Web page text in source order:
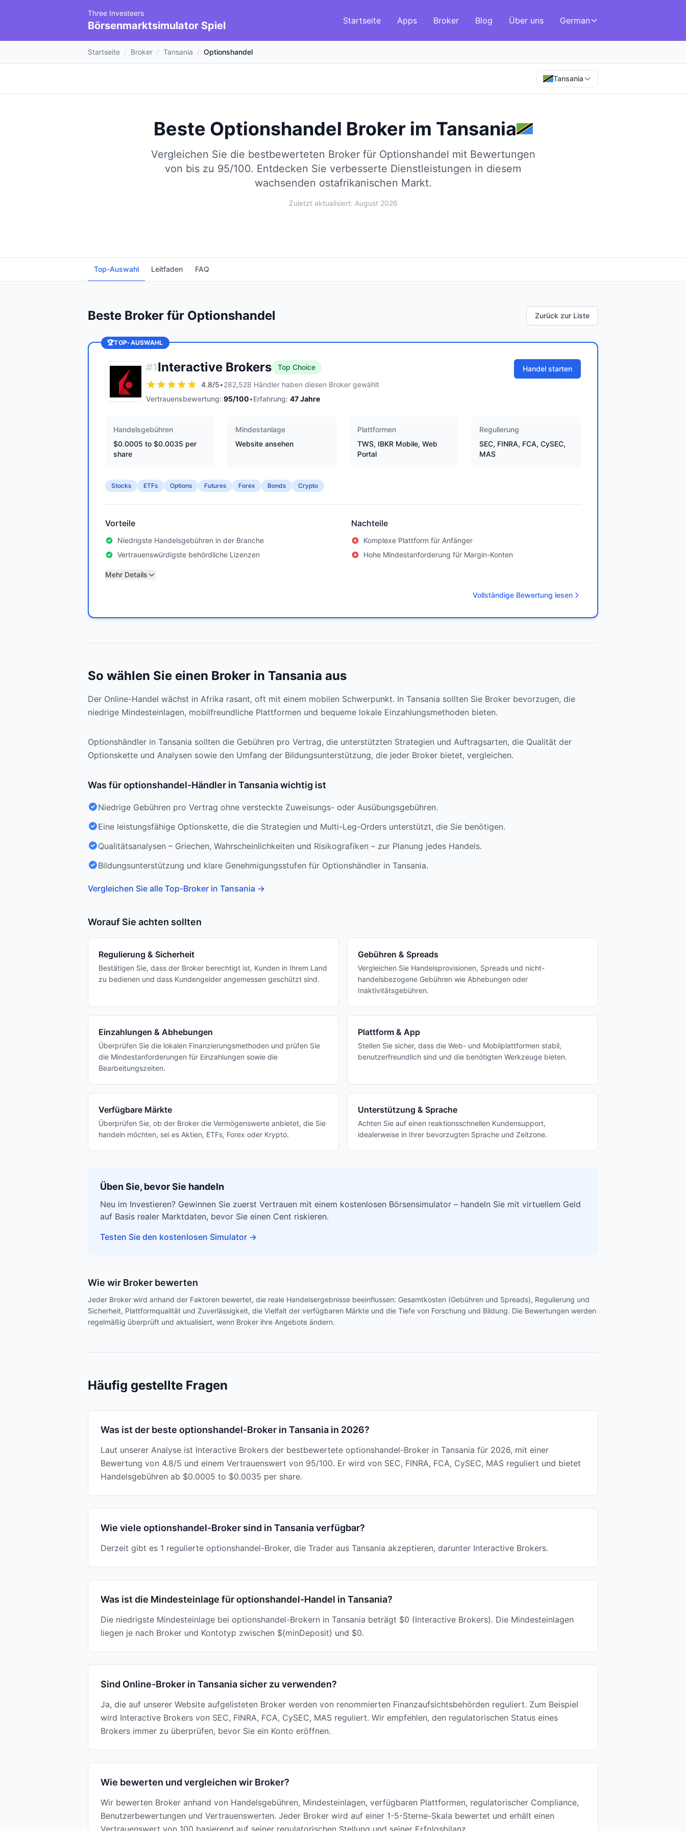
Three Investeers
Börsenmarktsimulator Spiel Startseite Apps Broker Blog Über uns German
Startseite / Broker / Tansania / Optionshandel
Tansania
Beste Optionshandel Broker im Tansania
Vergleichen Sie die bestbewerteten Broker für Optionshandel mit Bewertungen
von bis zu 95/100. Entdecken Sie verbesserte Dienstleistungen in diesem
wachsenden ostafrikanischen Markt.
Zuletzt aktualisiert: August 2026
Top-Auswahl Leitfaden FAQ
Beste Broker für Optionshandel Zurück zur Liste
🏆TOP-AUSWAHL
#1Interactive Brokers
Top Choice
4.8/5•282,528 Händler haben diesen Broker gewählt
Vertrauensbewertung: 95/100•Erfahrung: 47Jahre
Handel starten
Handelsgebühren
$0.0005 to $0.0035 per
share
Mindestanlage
Website ansehen
Plattformen
TWS, IBKR Mobile, Web
Portal
Regulierung
SEC, FINRA, FCA, CySEC,
MAS
Stocks ETFs Options Futures Forex Bonds Crypto
Vorteile
Niedrigste Handelsgebühren in der Branche
Vertrauenswürdigste behördliche Lizenzen
Nachteile
Komplexe Plattform für Anfänger
Hohe Mindestanforderung für Margin-Konten
Mehr Details
Vollständige Bewertung lesen
So wählen Sie einen Broker in Tansania aus
Der Online-Handel wächst in Afrika rasant, oft mit einem mobilen Schwerpunkt. In Tansania sollten Sie Broker bevorzugen, die
niedrige Mindesteinlagen, mobilfreundliche Plattformen und bequeme lokale Einzahlungsmethoden bieten.
Optionshändler in Tansania sollten die Gebühren pro Vertrag, die unterstützten Strategien und Auftragsarten, die Qualität der
Optionskette und Analysen sowie den Umfang der Bildungsunterstützung, die jeder Broker bietet, vergleichen.
Was für optionshandel-Händler in Tansania wichtig ist
Niedrige Gebühren pro Vertrag ohne versteckte Zuweisungs- oder Ausübungsgebühren.
Eine leistungsfähige Optionskette, die die Strategien und Multi-Leg-Orders unterstützt, die Sie benötigen.
Qualitätsanalysen – Griechen, Wahrscheinlichkeiten und Risikografiken – zur Planung jedes Handels.
Bildungsunterstützung und klare Genehmigungsstufen für Optionshändler in Tansania.
Vergleichen Sie alle Top-Broker in Tansania →
Worauf Sie achten sollten
Regulierung & Sicherheit
Bestätigen Sie, dass der Broker berechtigt ist, Kunden in Ihrem Land
zu bedienen und dass Kundengelder angemessen geschützt sind.
Gebühren & Spreads
Vergleichen Sie Handelsprovisionen, Spreads und nicht-
handelsbezogene Gebühren wie Abhebungen oder
Inaktivitätsgebühren.
Einzahlungen & Abhebungen
Überprüfen Sie die lokalen Finanzierungsmethoden und prüfen Sie
die Mindestanforderungen für Einzahlungen sowie die
Bearbeitungszeiten.
Plattform & App
Stellen Sie sicher, dass die Web- und Mobilplattformen stabil,
benutzerfreundlich sind und die benötigten Werkzeuge bieten.
Verfügbare Märkte
Überprüfen Sie, ob der Broker die Vermögenswerte anbietet, die Sie
handeln möchten, sei es Aktien, ETFs, Forex oder Krypto.
Unterstützung & Sprache
Achten Sie auf einen reaktionsschnellen Kundensupport,
idealerweise in Ihrer bevorzugten Sprache und Zeitzone.
Üben Sie, bevor Sie handeln
Neu im Investieren? Gewinnen Sie zuerst Vertrauen mit einem kostenlosen Börsensimulator – handeln Sie mit virtuellem Geld
auf Basis realer Marktdaten, bevor Sie einen Cent riskieren.
Testen Sie den kostenlosen Simulator →
Wie wir Broker bewerten
Jeder Broker wird anhand der Faktoren bewertet, die reale Handelsergebnisse beeinflussen: Gesamtkosten (Gebühren und Spreads), Regulierung und
Sicherheit, Plattformqualität und Zuverlässigkeit, die Vielfalt der verfügbaren Märkte und die Tiefe von Forschung und Bildung. Die Bewertungen werden
regelmäßig überprüft und aktualisiert, wenn Broker ihre Angebote ändern.
Häufig gestellte Fragen
Was ist der beste optionshandel-Broker in Tansania in 2026?
Laut unserer Analyse ist Interactive Brokers der bestbewertete optionshandel-Broker in Tansania für 2026, mit einer
Bewertung von 4.8/5 und einem Vertrauenswert von 95/100. Er wird von SEC, FINRA, FCA, CySEC, MAS reguliert und bietet
Handelsgebühren ab $0.0005 to $0.0035 per share.
Wie viele optionshandel-Broker sind in Tansania verfügbar?
Derzeit gibt es 1 regulierte optionshandel-Broker, die Trader aus Tansania akzeptieren, darunter Interactive Brokers.
Was ist die Mindesteinlage für optionshandel-Handel in Tansania?
Die niedrigste Mindesteinlage bei optionshandel-Brokern in Tansania beträgt $0 (Interactive Brokers). Die Mindesteinlagen
liegen je nach Broker und Kontotyp zwischen ${minDeposit} und $0.
Sind Online-Broker in Tansania sicher zu verwenden?
Ja, die auf unserer Website aufgelisteten Broker werden von renommierten Finanzaufsichtsbehörden reguliert. Zum Beispiel
wird Interactive Brokers von SEC, FINRA, FCA, CySEC, MAS reguliert. Wir empfehlen, den regulatorischen Status eines
Brokers immer zu überprüfen, bevor Sie ein Konto eröffnen.
Wie bewerten und vergleichen wir Broker?
Wir bewerten Broker anhand von Handelsgebühren, Mindesteinlagen, verfügbaren Plattformen, regulatorischer Compliance,
Benutzerbewertungen und Vertrauenswerten. Jeder Broker wird auf einer 1-5-Sterne-Skala bewertet und erhält einen
Vertrauenswert von 100 basierend auf seiner regulatorischen Stellung und seiner Erfolgsbilanz.